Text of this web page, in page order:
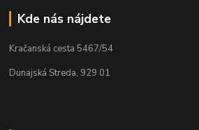
Kde nás nájdete
Kračanská cesta 5467/54
Dunajská Streda, 929 01